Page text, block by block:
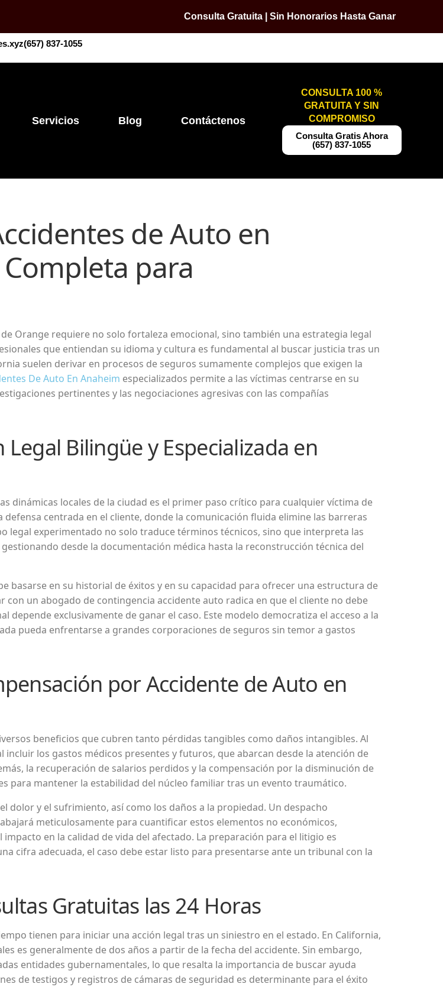
Consulta Gratuita | Sin Honorarios Hasta Ganar
​​(657) 837-1055
CONSULTA 100 %
GRATUITA Y SIN
COMPROMISO
​​Consulta Gratis Ahora
(657) 837-1055
Servicios Blog Contáctenos
de Auto en
para
Orange requiere no solo fortaleza emocional, sino también una estrategia legal
que entiendan su idioma y cultura es fundamental al buscar justicia tras un
suelen derivar en procesos de seguros sumamente complejos que exigen la
De Auto En Anaheim especializados permite a las víctimas centrarse en su
pertinentes y las negociaciones agresivas con las compañías
Bilingüe y Especializada en
dinámicas locales de la ciudad es el primer paso crítico para cualquier víctima de
centrada en el cliente, donde la comunicación fluida elimine las barreras
legal experimentado no solo traduce términos técnicos, sino que interpreta las
desde la documentación médica hasta la reconstrucción técnica del
basarse en su historial de éxitos y en su capacidad para ofrecer una estructura de
un abogado de contingencia accidente auto radica en que el cliente no debe
exclusivamente de ganar el caso. Este modelo democratiza el acceso a la
pueda enfrentarse a grandes corporaciones de seguros sin temor a gastos
por Accidente de Auto en
beneficios que cubren tanto pérdidas tangibles como daños intangibles. Al
los gastos médicos presentes y futuros, que abarcan desde la atención de
la recuperación de salarios perdidos y la compensación por la disminución de
para mantener la estabilidad del núcleo familiar tras un evento traumático.
dolor y el sufrimiento, así como los daños a la propiedad. Un despacho
meticulosamente para cuantificar estos elementos no económicos,
en la calidad de vida del afectado. La preparación para el litigio es
cifra adecuada, el caso debe estar listo para presentarse ante un tribunal con la
Gratuitas las 24 Horas
tienen para iniciar una acción legal tras un siniestro en el estado. En California,
es generalmente de dos años a partir de la fecha del accidente. Sin embargo,
entidades gubernamentales, lo que resalta la importancia de buscar ayuda
de testigos y registros de cámaras de seguridad es determinante para el éxito